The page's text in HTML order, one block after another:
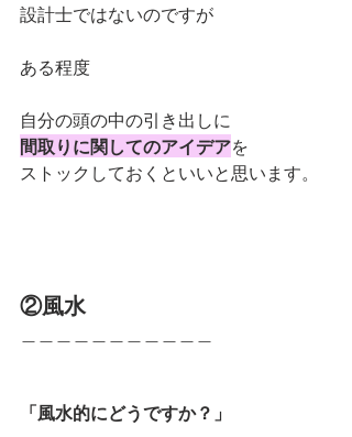
設計士ではないのですが
ある程度
自分の頭の中の引き出しに
間取りに関してのアイデアを
ストックしておくといいと思います。
②風水
「風水的にどうですか？」